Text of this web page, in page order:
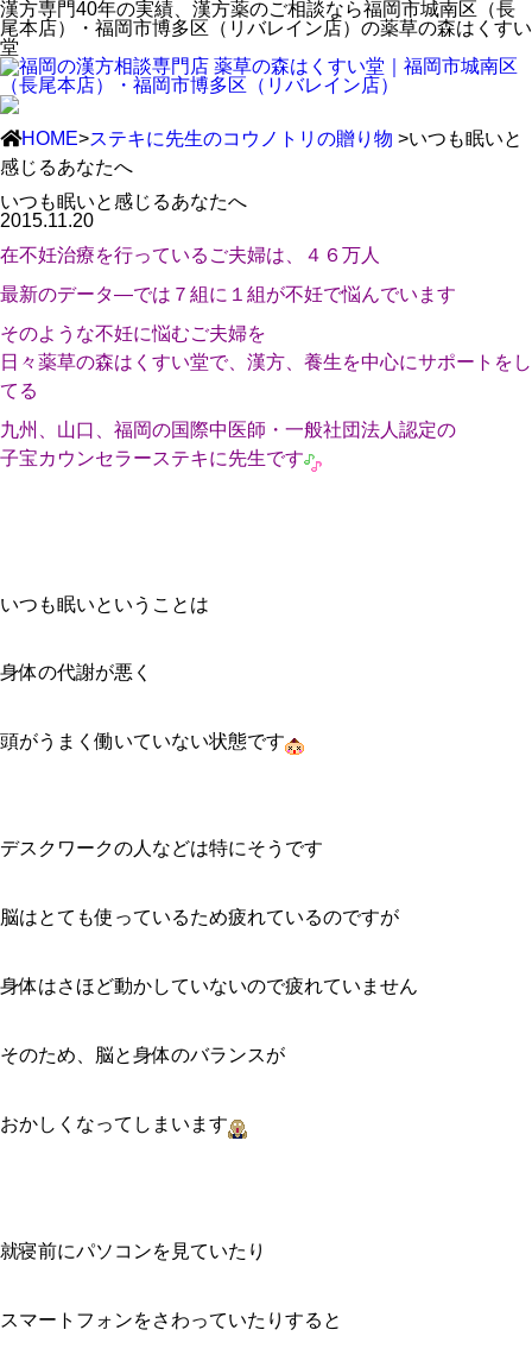
漢方専門40年の実績、漢方薬のご相談なら福岡市城南区（長
尾本店）・福岡市博多区（リバレイン店）の薬草の森はくすい
堂
HOME>ステキに先生のコウノトリの贈り物 >いつも眠いと
感じるあなたへ
いつも眠いと感じるあなたへ
2015.11.20
在不妊治療を行っているご夫婦は、４６万人
最新のデータ―では７組に１組が不妊で悩んでいます
そのような不妊に悩むご夫婦を
日々薬草の森はくすい堂で、漢方、養生を中心にサポートをし
てる
九州、山口、福岡の国際中医師・一般社団法人認定の
子宝カウンセラーステキに先生です
いつも眠いということは
身体の代謝が悪く
頭がうまく働いていない状態です
デスクワークの人などは特にそうです
脳はとても使っているため疲れているのですが
身体はさほど動かしていないので疲れていません
そのため、脳と身体のバランスが
おかしくなってしまいます
就寝前にパソコンを見ていたり
スマートフォンをさわっていたりすると